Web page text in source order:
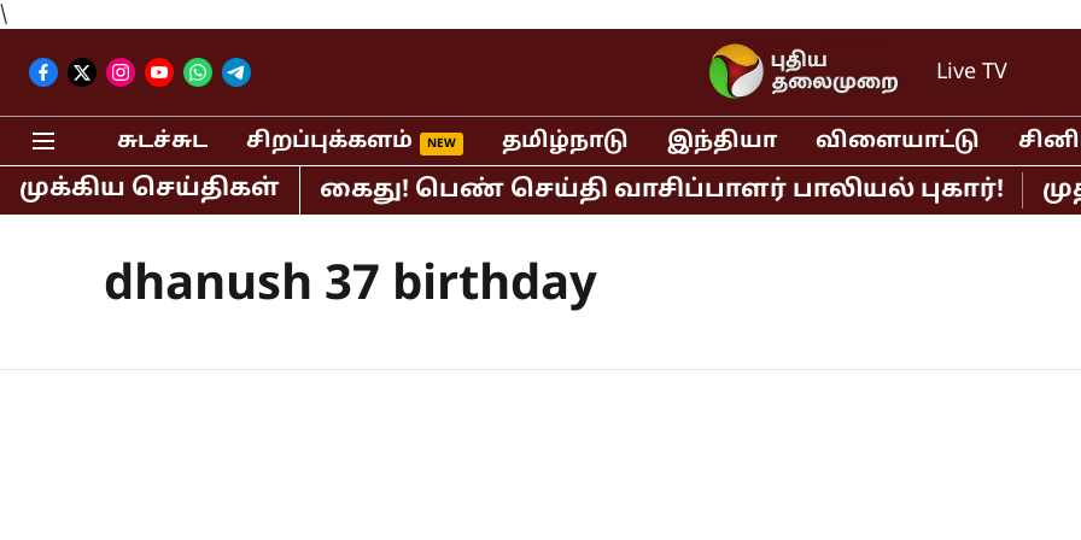
\
Live TV
சுடச்சுட சிறப்புக்களம் தமிழ்நாடு இந்தியா விளையாட்டு
முக்கிய செய்திகள்
பி.ஆர்.சுந்தர் கைது! பெண் செய்தி வாசிப்பாளர் பாலியல் புகார்!
dhanush 37 birthday